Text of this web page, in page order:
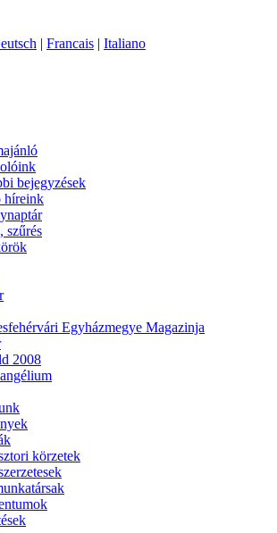
| Francais | Italiano
bejegyzések
híreink
szűrés
Egyházmegye Magazinja
2008
körzetek